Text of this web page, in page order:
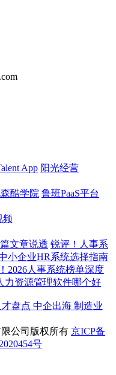
App 阳光经营
酷学院 鲁班PaaS平台
频
文章说透 锐评！人事系
小企业HR系统选择指南
2026人事系统榜单深度
力资源管理软件哪个好
才盘点 中企出海 制造业
公司版权所有 京ICP备
号